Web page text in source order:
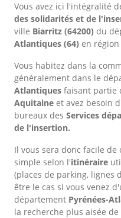
Vous avez ici l'intégralité
des solidarités et de
ville Biarritz (64200) du
Atlantiques (64) en région
Vous habitez dans la
généralement dans le
Atlantiques faisant partie
Aquitaine et avez besoin
bureaux des Services
de l'insertion.
Il vous sera donc facile de
simple selon l'itinéraire
(places de parking, lignes
être le cas si vous venez
département Pyrénées-
la recherche plus aisée de